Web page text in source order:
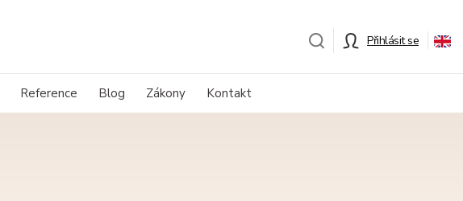
Přihlásit se
Reference Blog Zákony Kontakt